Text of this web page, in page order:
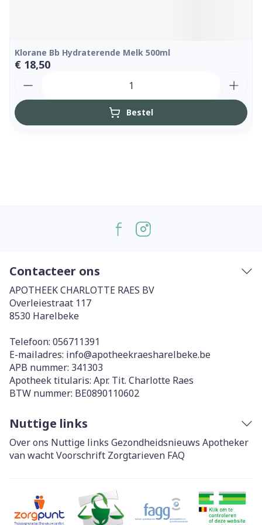
Klorane Bb Hydraterende Melk 500ml
€ 18,50
Bestel
Contacteer ons
APOTHEEK CHARLOTTE RAES BV
Overleiestraat 117
8530 Harelbeke
Telefoon: 056711391
E-mailadres: info@apotheekraesharelbeke.be
APB nummer: 341303
Apotheek titularis: Apr. Tit. Charlotte Raes
BTW nummer: BE0890110602
Nuttige links
Over ons Nuttige links Gezondheidsnieuws Apotheker
van wachtVoorschrift Zorgtarieven FAQ